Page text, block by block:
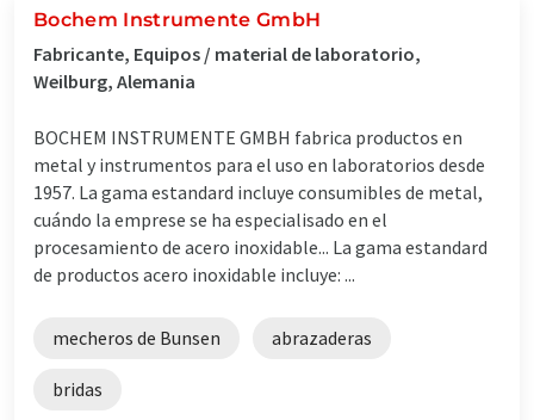
Bochem Instrumente GmbH
Fabricante, Equipos / material de laboratorio,
Weilburg, Alemania
BOCHEM INSTRUMENTE GMBH fabrica productos en
metal y instrumentos para el uso en laboratorios desde
1957. La gama estandard incluye consumibles de metal,
cuándo la emprese se ha especialisado en el
procesamiento de acero inoxidable... La gama estandard
de productos acero inoxidable incluye: ...
mecheros de Bunsen abrazaderas
bridas